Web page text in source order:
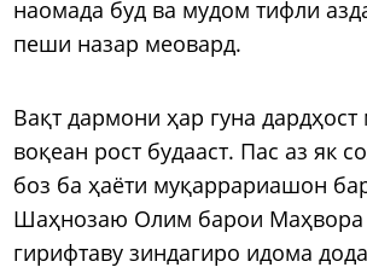
наомада буд ва мудом тифли
пеши назар меовард.
Вақт дармони ҳар гуна дардҳост
воқеан рост будааст. Пас аз як
боз ба ҳаёти муқаррариашон
Шаҳнозаю Олим барои Маҳвора
гирифтаву зиндагиро идома